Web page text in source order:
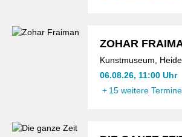
ZOHAR
Kunstmuseum,
06.08.26, 11:00 Uhr
+ 15 weitere Termine